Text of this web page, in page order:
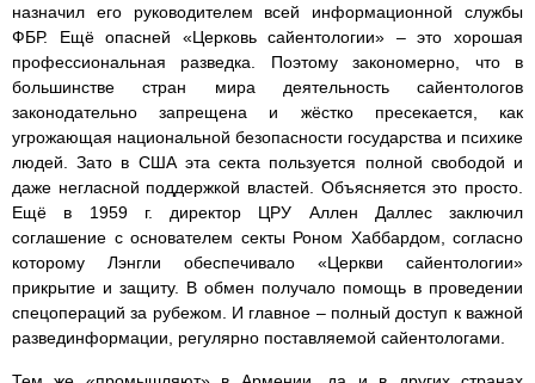
назначил его руководителем всей информационной службы
ФБР. Ещё опасней «Церковь сайентологии» – это хорошая
профессиональная разведка. Поэтому закономерно, что в
большинстве стран мира деятельность сайентологов
законодательно запрещена и жёстко пресекается, как
угрожающая национальной безопасности государства и психике
людей. Зато в США эта секта пользуется полной свободой и
даже негласной поддержкой властей. Объясняется это просто.
Ещё в 1959 г. директор ЦРУ Аллен Даллес заключил
соглашение с основателем секты Роном Хаббардом, согласно
которому Лэнгли обеспечивало «Церкви сайентологии»
прикрытие и защиту. В обмен получало помощь в проведении
спецопераций за рубежом. И главное – полный доступ к важной
развединформации, регулярно поставляемой сайентологами.